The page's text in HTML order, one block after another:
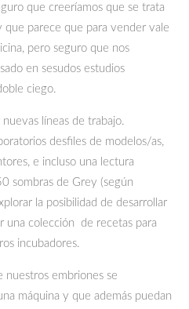
que creeríamos que se trata
parece que para vender vale
pero seguro que nos
en sesudos estudios
ciego.
líneas de trabajo.
desfiles de modelos/as,
e incluso una lectura
sombras de Grey (según
la posibilidad de desarrollar
una colección de recetas para
incubadores.
nuestros embriones se
máquina y que además puedan